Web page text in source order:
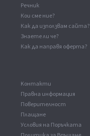
Речник
Кои сме ние?
Как да използвам сайта?
Знаете ли че?
Как да направя оферта?
Kонтакти
Правна информация
Поверителност
Плащане
Условия на Поръчката